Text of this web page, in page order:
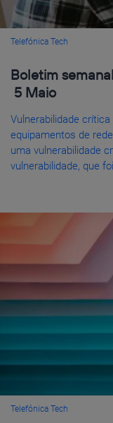
Telefónica Tech
Boletim
5 Maio
Vulnerabilidade
equipamentos de
uma vulnerabilidade
vulnerabilidade, que
Telefónica Tech